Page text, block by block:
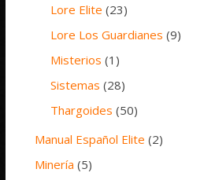
Lore Elite (23)
Lore Los Guardianes (9)
Misterios (1)
Sistemas (28)
Thargoides (50)
Manual Español Elite (2)
Minería (5)